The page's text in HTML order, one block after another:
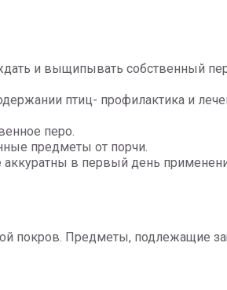
и выщипывать собственный
птиц- профилактика и
перо.
предметы от порчи.
аккуратны в первый день
покров. Предметы, подлежащие